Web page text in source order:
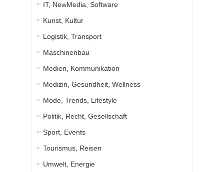
IT, NewMedia, Software
Kunst, Kultur
Logistik, Transport
Maschinenbau
Medien, Kommunikation
Medizin, Gesundheit, Wellness
Mode, Trends, Lifestyle
Politik, Recht, Gesellschaft
Sport, Events
Tourismus, Reisen
Umwelt, Energie